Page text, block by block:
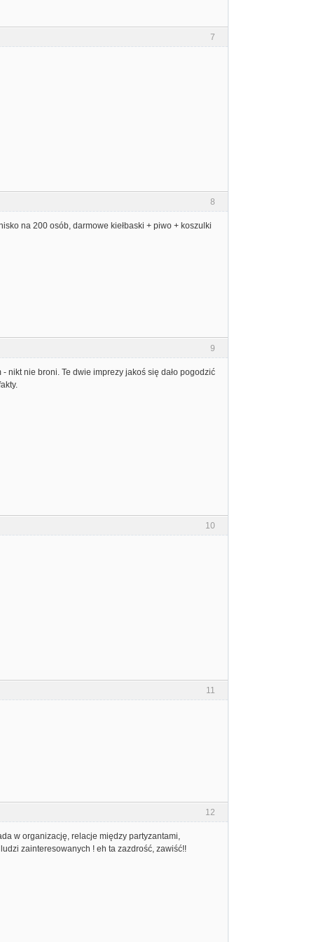
7
8
na 200 osób, darmowe kiełbaski + piwo + koszulki
9
nikt nie broni. Te dwie imprezy jakoś się dało pogodzić
10
11
12
w organizację, relacje między partyzantami,
zainteresowanych ! eh ta zazdrość, zawiść!!